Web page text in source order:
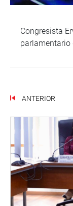
Congresista
parlamentario
ANTERIOR